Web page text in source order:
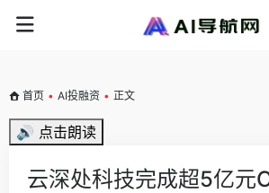
首页 • AI投融资 • 正文
🔊 点击朗读
云深处科技完成超5亿元